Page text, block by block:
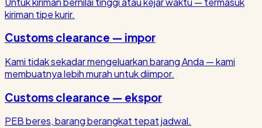
kiriman tipe kurir.
Customs clearance — impor
Kami tidak sekadar mengeluarkan barang Anda — kami
membuatnya lebih murah untuk diimpor.
Customs clearance — ekspor
PEB beres, barang berangkat tepat jadwal.